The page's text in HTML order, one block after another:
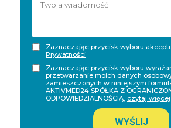
Zaznaczając przycisk wyboru
Prywatności
Zaznaczając przycisk wyboru
przetwarzanie moich danych
zamieszczonych w niniejszym
AKTIVMED24 SPÓŁKA Z
ODPOWIEDZIALNOŚCIĄ, czytaj więcej
WYŚLIJ